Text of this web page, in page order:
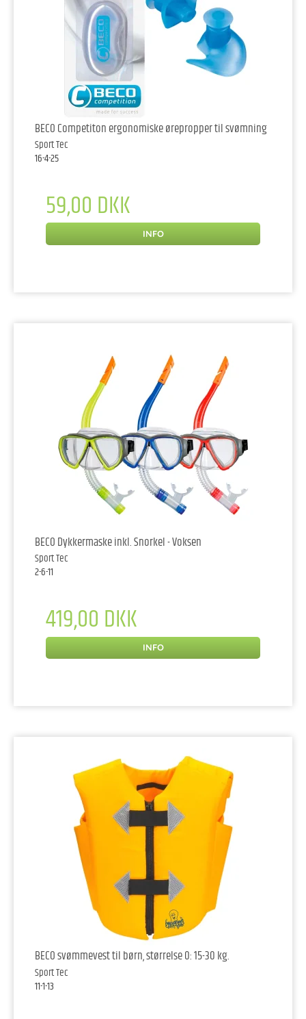
BECO Competiton ergonomiske ørepropper til svømning
Sport Tec
16-4-25
59,00 DKK
INFO
BECO Dykkermaske inkl. Snorkel - Voksen
Sport Tec
2-6-11
419,00 DKK
INFO
BECO svømmevest til børn, størrelse 0: 15-30 kg.
Sport Tec
11-1-13